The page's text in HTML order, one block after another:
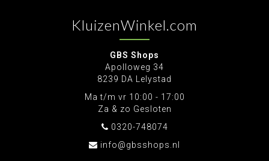
KluizenWinkel.com
GBS Shops
Apolloweg 34
8239 DA Lelystad
Ma t/m vr 10:00 - 17:00
Za & zo Gesloten
0320-748074
info@gbsshops.nl